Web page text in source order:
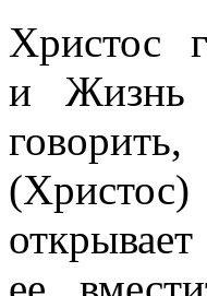
Христос
и Жизнь